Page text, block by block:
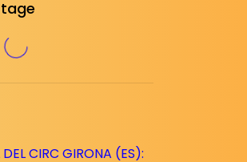
DEL CIRC GIRONA (ES):